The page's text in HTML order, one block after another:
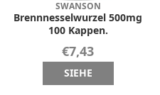
SWANSON
Brennnesselwurzel 500mg
100 Kappen.
€7,43
SIEHE